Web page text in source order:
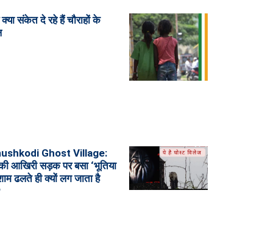
क्या संकेत दे रहे हैं चौराहों के
Ghost Village:
आखिरी सड़क पर बसा ‘भूतिया
ढलते ही क्यों लग जाता है